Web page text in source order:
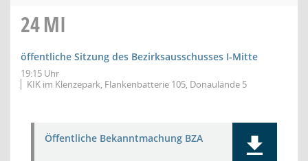
24MI
öffentliche Sitzung des Bezirksausschusses I-Mitte
19:15 Uhr
KIK im Klenzepark, Flankenbatterie 105, Donaulände 5
Öffentliche Bekanntmachung BZA